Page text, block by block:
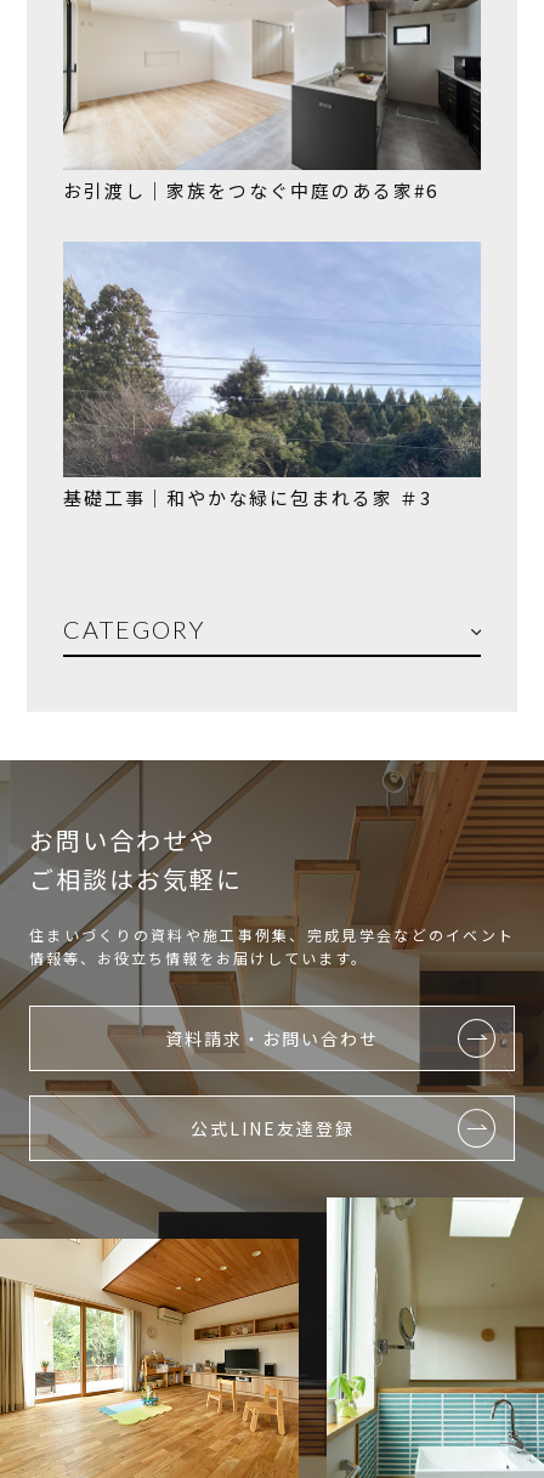
お引渡し｜家族をつなぐ中庭のある家#6
基礎工事｜和やかな緑に包まれる家 ＃3
CATEGORY
お問い合わせや
ご相談はお気軽に
住まいづくりの資料や施工事例集、完成見学会などのイベント
情報等、お役立ち情報をお届けしています。
資料請求・お問い合わせ
公式LINE友達登録